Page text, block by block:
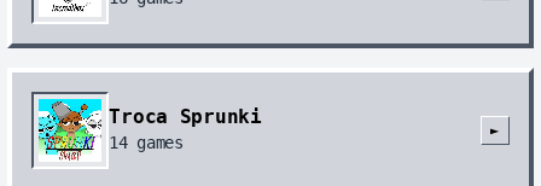
Troca Sprunki
14games
►